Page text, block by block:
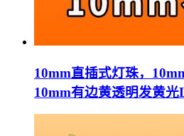
10mm直插式灯珠，
10mm有边黄透明发黄光